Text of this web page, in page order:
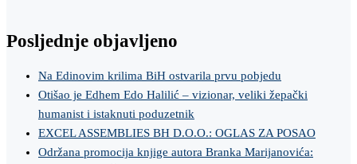
Posljednje objavljeno
Na Edinovim krilima BiH ostvarila prvu pobjedu
Otišao je Edhem Edo Halilić – vizionar, veliki žepački
humanist i istaknuti poduzetnik
EXCEL ASSEMBLIES BH D.O.O.: OGLAS ZA POSAO
Održana promocija knjige autora Branka Marijanovića: